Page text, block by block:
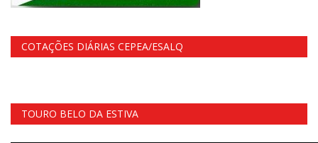
COTAÇÕES DIÁRIAS CEPEA/ESALQ
TOURO BELO DA ESTIVA